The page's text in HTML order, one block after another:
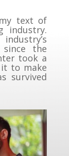
text of
industry.
the
took a
to make
survived